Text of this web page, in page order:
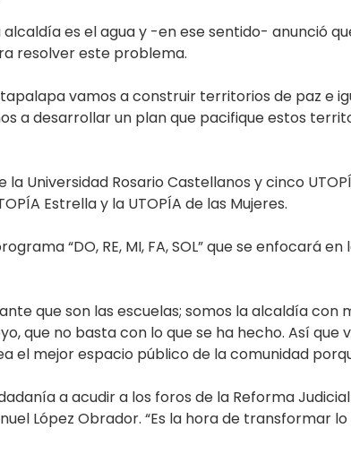
es el agua y -en ese sentido- anunció
resolver este problema.
vamos a construir territorios de paz e
a desarrollar un plan que pacifique estos
Universidad Rosario Castellanos y cinco
Estrella y la UTOPÍA de las Mujeres.
“DO, RE, MI, FA, SOL” que se enfocará
que son las escuelas; somos la alcaldía con
que no basta con lo que se ha hecho. Así que
el mejor espacio público de la comunidad
a acudir a los foros de la Reforma
López Obrador. “Es la hora de transformar